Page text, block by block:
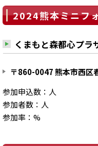
2024熊本ミニフ
くまもと森都心プ
〒860-0047 熊本市西区
参加申込数：人
参加者数：人
参加率：%